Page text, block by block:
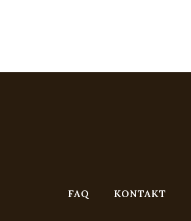
FAQ KONTAKT